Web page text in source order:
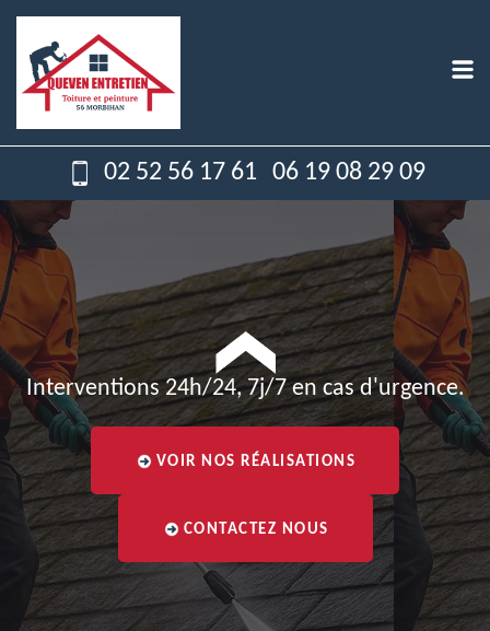
02 52 56 17 61 06 19 08 29 09
Interventions 24h/24, 7j/7 en cas d'urgence.
VOIR NOS RÉALISATIONS
CONTACTEZ NOUS